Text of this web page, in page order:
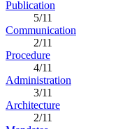
Publication
5/11
Communication
2/11
Procedure
4/11
Administration
3/11
Architecture
2/11